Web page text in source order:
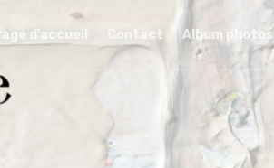
d'accueil Contact Album photos